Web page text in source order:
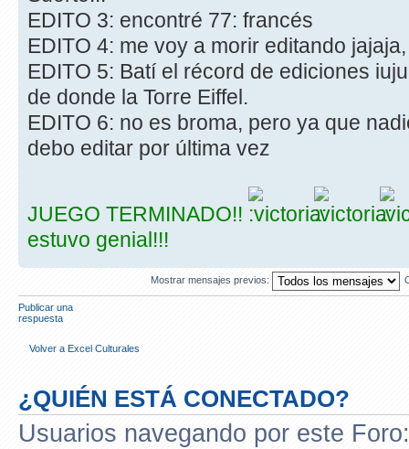
EDITO 3: encontré 77: francés
EDITO 4: me voy a morir editando
EDITO 5: Batí el récord de ediciones
de donde la Torre Eiffel.
EDITO 6: no es broma, pero ya que
debo editar por última vez
JUEGO TERMINADO!!
estuvo genial!!!
Mostrar mensajes previos:
Publicar una
respuesta
Volver a Excel Culturales
¿QUIÉN ESTÁ CONECTADO?
Usuarios navegando por este